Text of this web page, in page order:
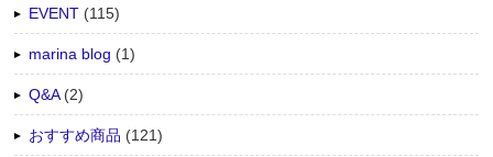
EVENT (115)
marina blog (1)
Q&A(2)
おすすめ商品 (121)